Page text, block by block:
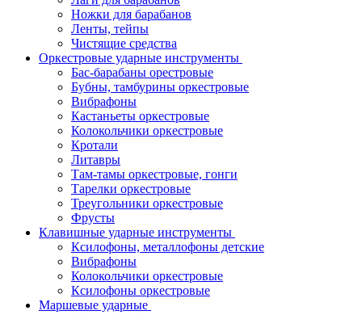
Ножки для барабанов
Ленты, тейпы
Чистящие средства
Оркестровые ударные инструменты
Бас-барабаны орестровые
Бубны, тамбурины оркестровые
Вибрафоны
Кастаньеты оркестровые
Колокольчики оркестровые
Кротали
Литавры
Там-тамы оркестровые, гонги
Тарелки оркестровые
Треугольники оркестровые
Фрусты
Клавишные ударные инструменты
Ксилофоны, металлофоны детские
Вибрафоны
Колокольчики оркестровые
Ксилофоны оркестровые
Маршевые ударные